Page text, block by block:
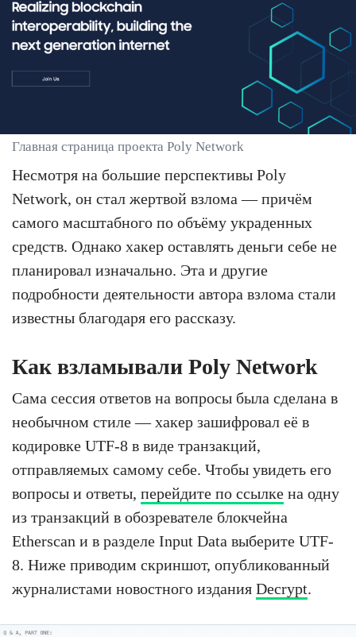
Главная страница проекта Poly Network
Несмотря на большие перспективы Poly
Network, он стал жертвой взлома — причём
самого масштабного по объёму украденных
средств. Однако хакер оставлять деньги себе не
планировал изначально. Эта и другие
подробности деятельности автора взлома стали
известны благодаря его рассказу.
Как взламывали Poly Network
Сама сессия ответов на вопросы была сделана в
необычном стиле — хакер зашифровал её в
кодировке UTF-8 в виде транзакций,
отправляемых самому себе. Чтобы увидеть его
вопросы и ответы, перейдите по ссылке на одну
из транзакций в обозревателе блокчейна
Etherscan и в разделе Input Data выберите UTF-
8. Ниже приводим скриншот, опубликованный
журналистами новостного издания Decrypt.